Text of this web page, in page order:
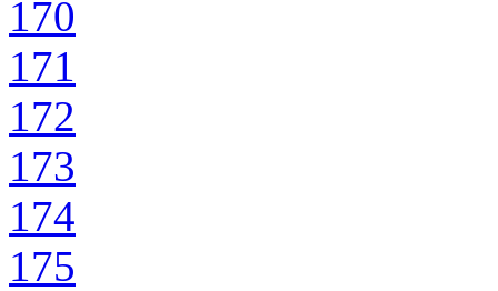
170
171
172
173
174
175